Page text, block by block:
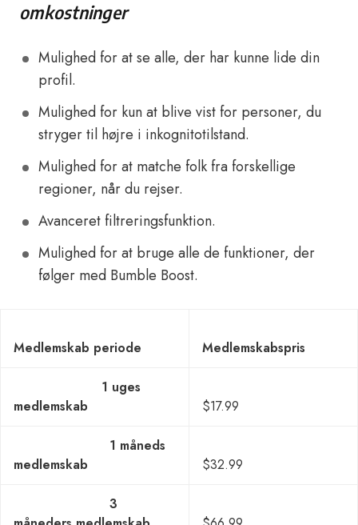
omkostninger
Mulighed for at se alle, der har kunne lide din
profil.
Mulighed for kun at blive vist for personer, du
stryger til højre i inkognitotilstand.
Mulighed for at matche folk fra forskellige
regioner, når du rejser.
Avanceret filtreringsfunktion.
Mulighed for at bruge alle de funktioner, der
følger med Bumble Boost.
Medlemskab periode Medlemskabspris
1 uges
medlemskab
$17.99
1 måneds
medlemskab
$32.99
3